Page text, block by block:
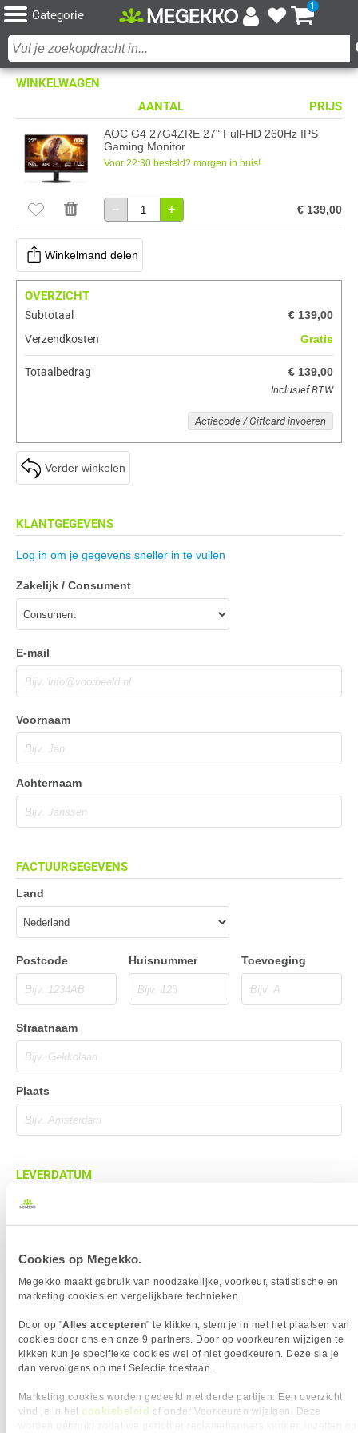
Cookies op Megekko.
Megekko maakt gebruik van noodzakelijke, voorkeur, statistische en
marketing cookies en vergelijkbare technieken.
Door op "Alles accepteren" te klikken, stem je in met het plaatsen van
cookies door ons en onze 9 partners. Door op voorkeuren wijzigen te
kikken kun je specifieke cookies wel of niet goedkeuren. Deze sla je
dan vervolgens op met Selectie toestaan.
Marketing cookies worden gedeeld met derde partijen. Een overzicht
vind je in het cookiebeleid of onder Voorkeuren wijzigen. Deze
Categorie
1
WINKELWAGEN
AANTAL
PRIJS
AOC G4 27G4ZRE 27" Full-HD 260Hz IPS
Gaming Monitor
Voor 22:30 besteld? morgen in huis!
− + € 139,00
Winkelmand delen
Verder winkelen
OVERZICHT
Subtotaal
€ 139,00
Verzendkosten
Gratis
Totaalbedrag € 139,00
Inclusief BTW
Actiecode / Giftcard invoeren
KLANTGEGEVENS
Log in om je gegevens sneller in te vullen
Zakelijk / Consument
E-mail
Voornaam
Achternaam
FACTUURGEGEVENS
Land
Postcode Huisnummer Toevoeging
Straatnaam
Plaats
LEVERDATUM
BEZORGADRES
Bezorgadres is gelijk aan factuuradres
Afhalen op PostNL afhaalpunt
Afhalen in Megekko Shop te Breda